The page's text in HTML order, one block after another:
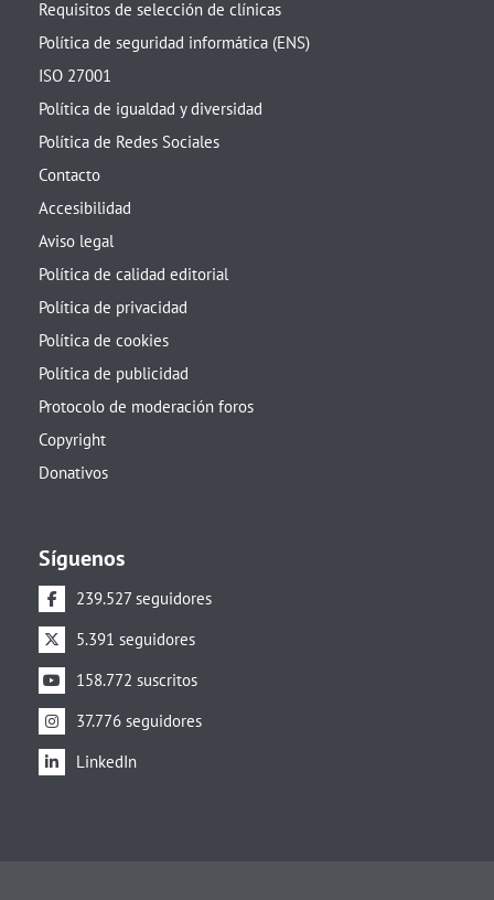
Requisitos de selección de clínicas
Política de seguridad informática (ENS)
ISO 27001
Política de igualdad y diversidad
Política de Redes Sociales
Contacto
Accesibilidad
Aviso legal
Política de calidad editorial
Política de privacidad
Política de cookies
Política de publicidad
Protocolo de moderación foros
Copyright
Donativos
Síguenos
239.527 seguidores
5.391 seguidores
158.772 suscritos
37.776 seguidores
LinkedIn